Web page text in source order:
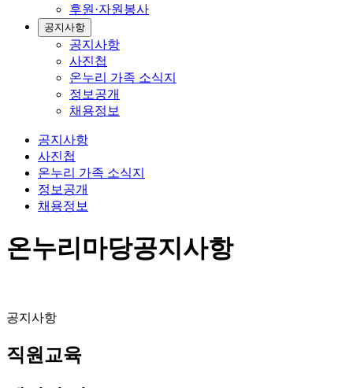
후원·자원봉사
공지사항
공지사항
사진첩
온누리 가족 소식지
정보공개
채용정보
공지사항
사진첩
온누리 가족 소식지
정보공개
채용정보
온누리마당공지사항
공지사항
직원교육